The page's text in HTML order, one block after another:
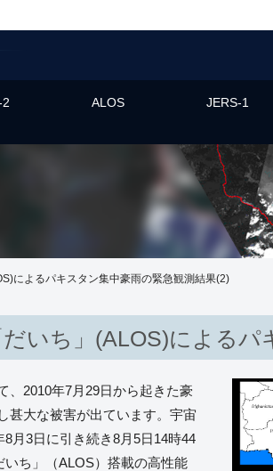
ALOS
JERS-1
によるパキスタン集中豪雨の緊急観測結果(2)
いち」(ALOS)による
、2010年7月29日から起きた豪
甚大な被害が出ています。宇宙
月3日に引き続き8月5日14時44
ち」（ALOS）搭載の高性能